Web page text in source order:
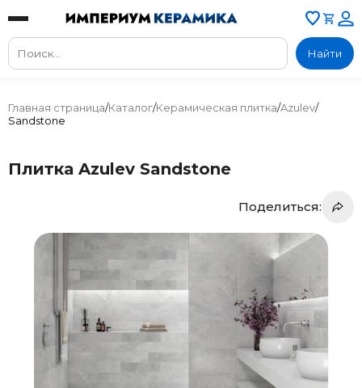
Найти
Главная страница/Каталог/Керамическая плитка/Azulev/
Sandstone
Плитка Azulev Sandstone
Поделиться: